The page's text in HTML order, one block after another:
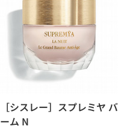
［シスレー］スプレミヤ バ
ーム N